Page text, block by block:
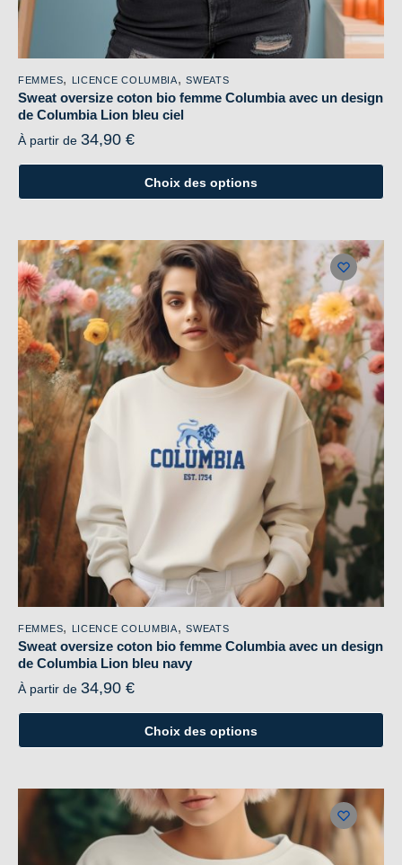
FEMMES, LICENCE COLUMBIA,SWEATS
Sweat oversize coton bio femme Columbia avec un design
de Columbia Lion bleu ciel
À partir de 34,90 €
Choix des options
a
plusieurs
variations.
Les
options
peuvent
être
choisies
sur
la
page
produit
FEMMES, LICENCE COLUMBIA,SWEATS
Sweat oversize coton bio femme Columbia avec un design
de Columbia Lion bleu navy
À partir de 34,90 €
Choix des options
plusieurs